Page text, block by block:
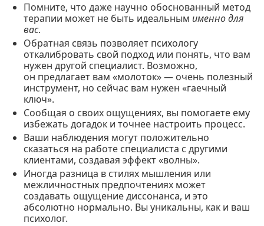
Помните, что даже научно обоснованный метод
терапии может не быть идеальным именно для
вас.
Обратная связь позволяет психологу
откалибровать свой подход или понять, что вам
нужен другой специалист. Возможно,
он предлагает вам «молоток» — очень полезный
инструмент, но сейчас вам нужен «гаечный
ключ».
Сообщая о своих ощущениях, вы помогаете ему
избежать догадок и точнее настроить процесс.
Ваши наблюдения могут положительно
сказаться на работе специалиста с другими
клиентами, создавая эффект «волны».
Иногда разница в стилях мышления или
межличностных предпочтениях может
создавать ощущение диссонанса, и это
абсолютно нормально. Вы уникальны, как и ваш
психолог.